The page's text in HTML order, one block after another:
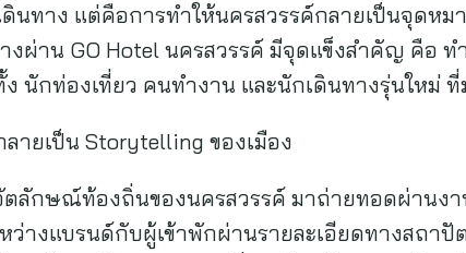
ดินทาง แต่คือการทำให้นครสวรรค์กลายเป็นจุดห
งผ่าน GO Hotel นครสวรรค์ มีจุดแข็งสำคัญ คือ
นักท่องเที่ยว คนทำงาน และนักเดินทางรุ่นใหม่
กลายเป็น Storytelling ของเมือง
ตลักษณ์ท้องถิ่นของนครสวรรค์ มาถ่ายทอดผ่านงา
างแบรนด์กับผู้เข้าพักผ่านรายละเอียดทางสถาปั